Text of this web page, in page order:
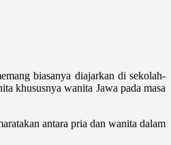
biasanya diajarkan di sekolah-
khususnya wanita Jawa pada masa
antara pria dan wanita dalam